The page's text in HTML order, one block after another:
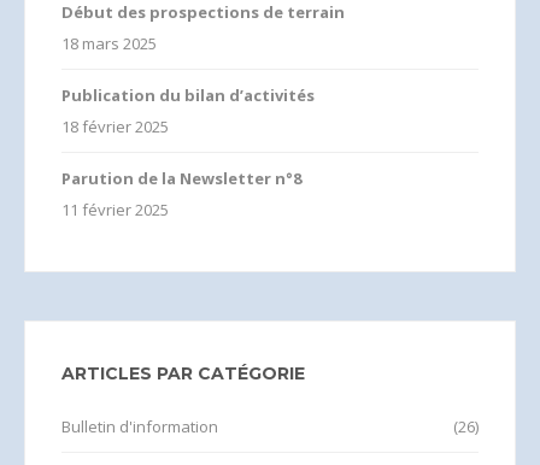
Début des prospections de terrain
18 mars 2025
Publication du bilan d’activités
18 février 2025
Parution de la Newsletter n°8
11 février 2025
ARTICLES PAR CATÉGORIE
Bulletin d'information (26)